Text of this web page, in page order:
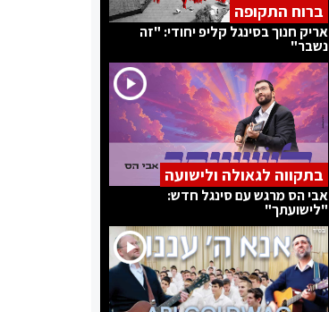
ברוח התקופה
אריק חנוך בסינגל קליפ יחודי: "זה
נשבר"
בתקווה לגאולה ולישועה
אבי הס מרגש עם סינגל חדש:
"לישועתך"